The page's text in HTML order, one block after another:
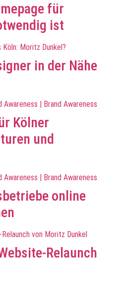
für
ist
in der Nähe
Kölner
und
online
Relaunch